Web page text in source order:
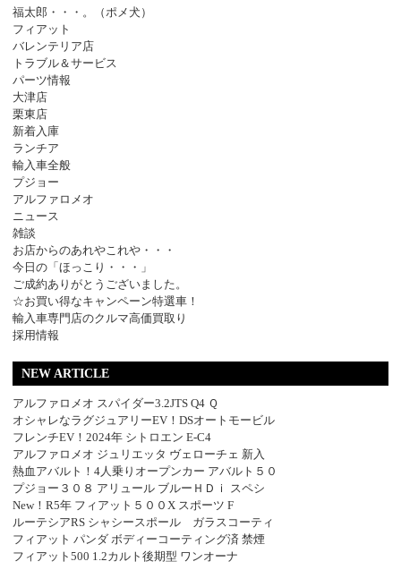
福太郎・・・。（ポメ犬）
フィアット
バレンテリア店
トラブル＆サービス
パーツ情報
大津店
栗東店
新着入庫
ランチア
輸入車全般
プジョー
アルファロメオ
ニュース
雑談
お店からのあれやこれや・・・
今日の「ほっこり・・・」
ご成約ありがとうございました。
☆お買い得なキャンペーン特選車！
輸入車専門店のクルマ高価買取り
採用情報
NEW ARTICLE
アルファロメオ スパイダー3.2JTS Q4 Ｑ
オシャレなラグジュアリーEV！DSオートモービル
フレンチEV！2024年 シトロエン E-C4
アルファロメオ ジュリエッタ ヴェローチェ 新入
熱血アバルト！4人乗りオープンカー アバルト５０
プジョー３０８ アリュール ブルーＨＤｉ スペシ
New！R5年 フィアット５００X スポーツ F
ルーテシアRS シャシースポール ガラスコーティ
フィアット パンダ ボディーコーティング済 禁煙
フィアット500 1.2カルト後期型 ワンオーナ